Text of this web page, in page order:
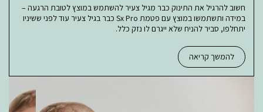
חשוב להרגיל את התינוק כבר מגיל צעיר להשתמש במוצץ לטובת הרגעה –
במידה ותשתמשו במוצץ עם פטמת Sx Pro כבר בגיל צעיר עוד לפני ששיניו
יתחלפו, סביר להניח שלא ייגרם לו נזק כלל.
להמשך קריאה